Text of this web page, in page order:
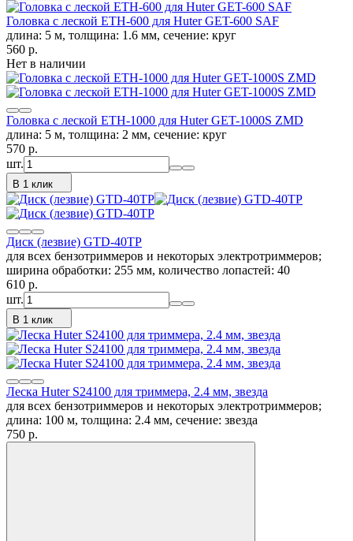
Головка с леской ETH-600 для Huter GET-600 SAF
длина: 5 м, толщина: 1.6 мм, сечение: круг
560 p.
Нет в наличии
Головка с леской ETH-1000 для Huter GET-1000S ZMD
длина: 5 м, толщина: 2 мм, сечение: круг
570 p.
шт.
В 1 клик
Диск (лезвие) GTD-40TP
для всех бензотриммеров и некоторых электротриммеров;
ширина обработки: 255 мм, количество лопастей: 40
610 p.
шт.
В 1 клик
Леска Huter S24100 для триммера, 2.4 мм, звезда
для всех бензотриммеров и некоторых электротриммеров;
длина: 100 м, толщина: 2.4 мм, сечение: звезда
750 p.